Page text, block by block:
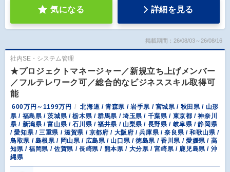
気になる 詳細を見る
掲載期間：26/08/03～26/08/16
社内SE・システム管理
★プロジェクトマネージャー／新規立ち上げメンバー
／フルテレワーク可／総合的なビジネススキル取得可
能
600万円～1199万円
北海道 / 青森県 / 岩手県 / 宮城県 / 秋田県 / 山形
県 / 福島県 / 茨城県 / 栃木県 / 群馬県 / 埼玉県 / 千葉県 / 東京都 / 神奈川
県 / 新潟県 / 富山県 / 石川県 / 福井県 / 山梨県 / 長野県 / 岐阜県 / 静岡県
/ 愛知県 / 三重県 / 滋賀県 / 京都府 / 大阪府 / 兵庫県 / 奈良県 / 和歌山県 /
鳥取県 / 島根県 / 岡山県 / 広島県 / 山口県 / 徳島県 / 香川県 / 愛媛県 / 高
知県 / 福岡県 / 佐賀県 / 長崎県 / 熊本県 / 大分県 / 宮崎県 / 鹿児島県 / 沖
縄県